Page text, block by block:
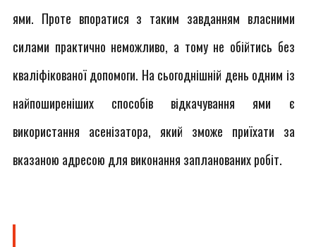
ями. Проте впоратися з таким завданням власними
силами практично неможливо, а тому не обійтись без
кваліфікованої допомоги. На сьогоднішній день одним із
найпоширеніших способів відкачування ями є
використання асенізатора, який зможе приїхати за
вказаною адресою для виконання запланованих робіт.